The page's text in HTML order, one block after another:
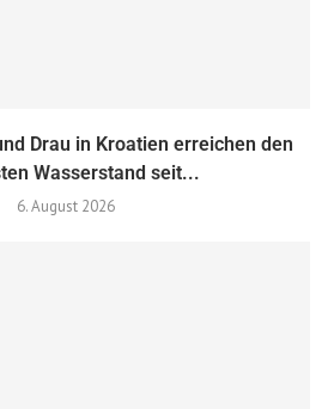
Drau in Kroatien erreichen den
Wasserstand seit...
6. August 2026